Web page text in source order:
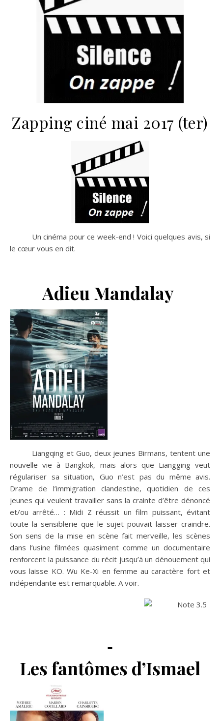
Zapping ciné mai 2017 (ter)
Un cinéma pour ce week-end ! Voici quelques avis, si
le cœur vous en dit.
Adieu Mandalay
Liangqing et Guo, deux jeunes Birmans, tentent une
nouvelle vie à Bangkok, mais alors que Liangging veut
régulariser sa situation, Guo n’est pas du même avis.
Drame de l’immigration clandestine, quotidien de ces
jeunes qui veulent travailler sans la crainte d’être dénoncé
et/ou arrêté… : Midi Z réussit un film puissant, évitant
toute la sensiblerie que le sujet pouvait laisser craindre.
Son sens de la mise en scène fait merveille, les scènes
dans l’usine filmées quasiment comme un documentaire
renforcent la puissance du récit jusqu’à un dénouement qui
vous laisse KO. Wu Ke-Xi en femme au caractère fort et
indépendante est remarquable. A voir.
Les fantômes d’Ismael